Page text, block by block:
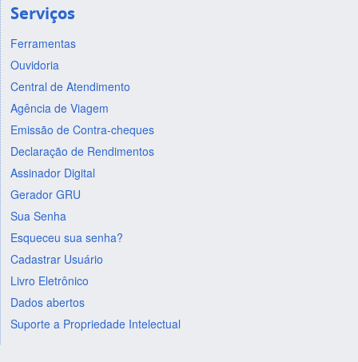
Serviços
Ferramentas
Ouvidoria
Central de Atendimento
Agência de Viagem
Emissão de Contra-cheques
Declaração de Rendimentos
Assinador Digital
Gerador GRU
Sua Senha
Esqueceu sua senha?
Cadastrar Usuário
Livro Eletrônico
Dados abertos
Suporte a Propriedade Intelectual